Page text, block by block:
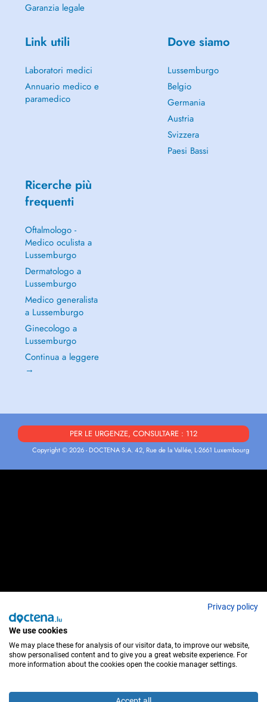
Garanzia legale
Link utili
Laboratori medici
Annuario medico e
paramedico
Dove siamo
Lussemburgo
Belgio
Germania
Austria
Svizzera
Paesi Bassi
Ricerche più
frequenti
Oftalmologo -
Medico oculista a
Lussemburgo
Dermatologo a
Lussemburgo
Medico generalista
a Lussemburgo
Ginecologo a
Lussemburgo
Continua a leggere
→
PER LE URGENZE, CONSULTARE : 112
Copyright © 2026 - DOCTENA S.A. 42, Rue de la Vallée, L-2661 Luxembourg
Privacy policy
We use cookies
We may place these for analysis of our visitor data, to improve our website,
show personalised content and to give you a great website experience. For
more information about the cookies open the cookie manager settings.